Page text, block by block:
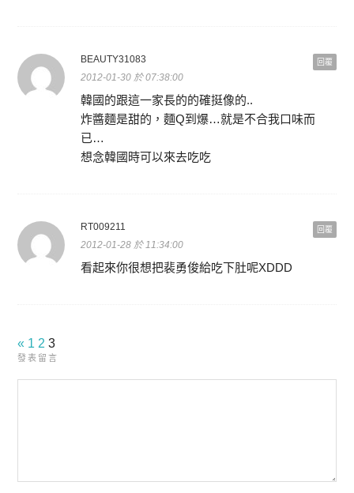
回覆
BEAUTY31083
2012-01-30 於 07:38:00
韓國的跟這一家長的的確挺像的..
炸醬麵是甜的，麵Q到爆…就是不合我口味而
已…
想念韓國時可以來去吃吃
回覆
RT009211
2012-01-28 於 11:34:00
看起來你很想把裴勇俊給吃下肚呢XDDD
« 1 2 3
發表留言